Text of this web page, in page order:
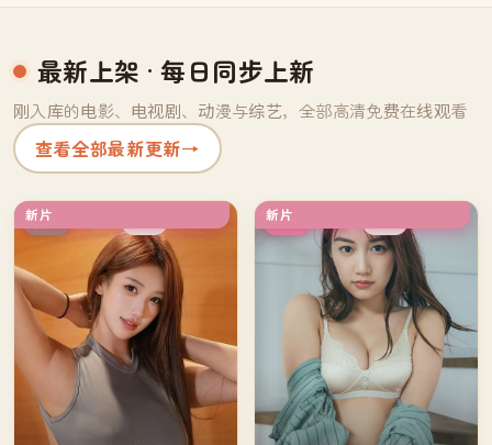
最新上架 · 每日同步上新
刚入库的电影、电视剧、动漫与综艺，全部高清免费在线观看
查看全部最新更新→
新片
英国 新片
韩国